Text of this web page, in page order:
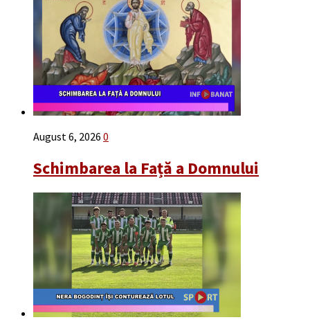
August 6, 2026 0
Schimbarea la Față a Domnului